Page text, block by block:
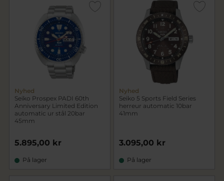
Nyhed
Seiko Prospex PADI 60th
Anniversary Limited Edition
automatic ur stål 20bar
45mm
5.895,00 kr
På lager
Nyhed
Seiko 5 Sports Field Series
herreur automatic 10bar
41mm
3.095,00 kr
På lager